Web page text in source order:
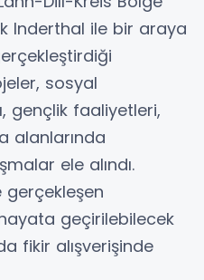
Inderthal ile bir araya
sosyal
gençlik faaliyetleri,
alanlarında
ele alındı.
geçirilebilecek
fikir alışverişinde